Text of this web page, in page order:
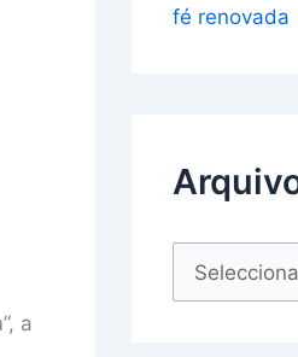
a
fé renovada